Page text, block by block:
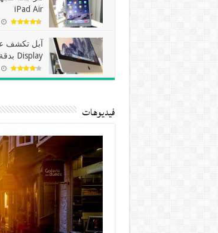
iPad Air
Display بدقة شاشة 5K
فيديوهات